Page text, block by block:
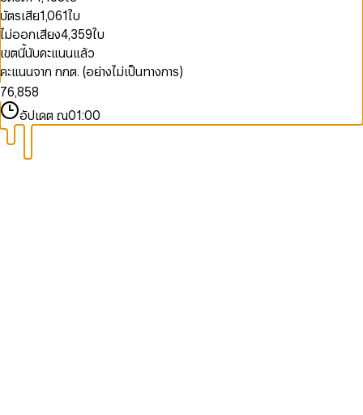
8
9
6
7
8
9
6
7
8
9
5
6
7
8
9
บัตรเสีย1,061ใบ
ไม่ออกเสียง4,359ใบ
เขตนี้นับคะแนนแล้ว
คะแนนจาก กกต. (อย่างไม่เป็นทางการ)
2
3
4
5
6
7
8
9
1
2
3
4
5
6
7
8
9
,
3
4
5
6
7
8
9
0
1
2
3
4
5
6
7
3
4
5
6
7
8
9
อัปเดต ณ01:00